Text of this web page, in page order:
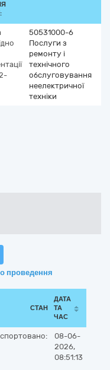
50531000-6
Послуги з
ремонту і
технічного
обслуговування
неелектричної
техніки
проведення
СТАН
ДАТА
ТА
ЧАС
08-06-
2026,
08:51:13